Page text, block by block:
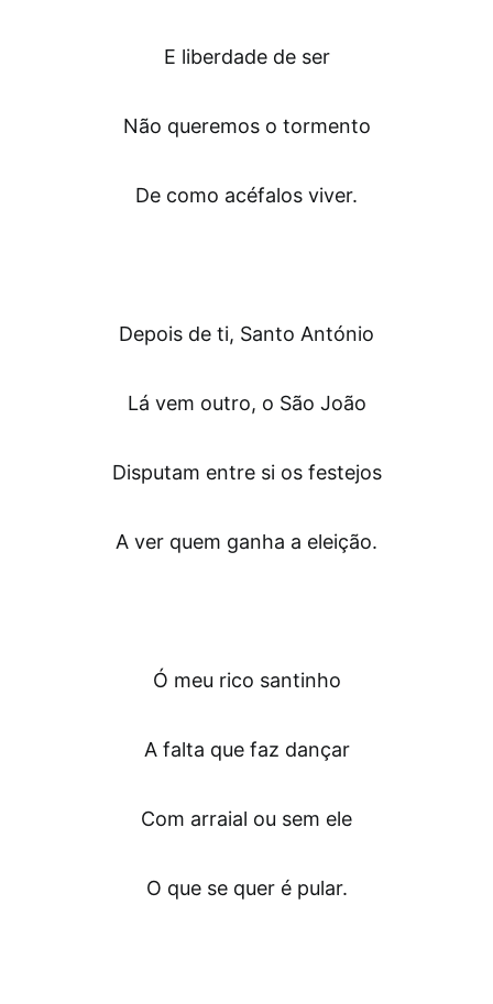
E liberdade de ser
Não queremos o tormento
De como acéfalos viver.
Depois de ti, Santo António
Lá vem outro, o São João
Disputam entre si os festejos
A ver quem ganha a eleição.
Ó meu rico santinho
A falta que faz dançar
Com arraial ou sem ele
O que se quer é pular.